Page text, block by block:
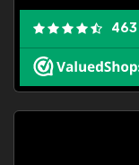
463